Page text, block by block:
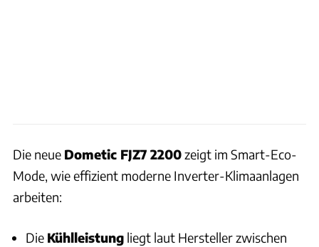
Die neue Dometic FJZ7 2200zeigt im Smart-Eco-
Mode, wie effizient moderne Inverter-Klimaanlagen
arbeiten:
Die Kühlleistung liegt laut Hersteller zwischen